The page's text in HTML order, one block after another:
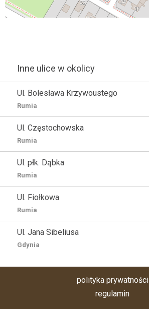
Inne ulice w okolicy
Ul. Bolesława Krzywoustego
Rumia
Ul. Częstochowska
Rumia
Ul. płk. Dąbka
Rumia
Ul. Fiołkowa
Rumia
Ul. Jana Sibeliusa
Gdynia
polityka prywatności
regulamin